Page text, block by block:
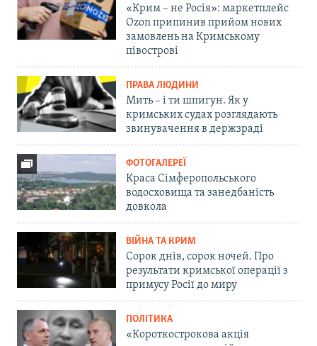
«Крим – не Росія»: маркетплейс
Ozon припинив прийом нових
замовлень на Кримському
півострові
ПРАВА ЛЮДИНИ
Мить – і ти шпигун. Як у
кримських судах розглядають
звинувачення в держзраді
ФОТОГАЛЕРЕЇ
Краса Сімферопольського
водосховища та занедбаність
довкола
ВІЙНА ТА КРИМ
Сорок днів, сорок ночей. Про
результати кримської операції з
примусу Росії до миру
ПОЛІТИКА
«Короткострокова акція